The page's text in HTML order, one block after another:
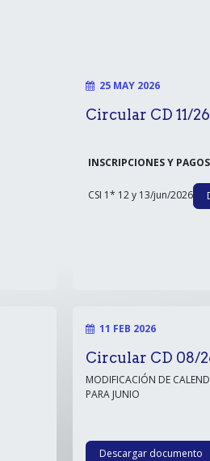
25 MAY 2026
Circular CD 11/26
INSCRIPCIONES Y PAGOS
CSI 1* 12 y 13/jun/2026
11 FEB 2026
Circular CD 08/
MODIFICACIÓN DE
PARA JUNIO
Descargar documento